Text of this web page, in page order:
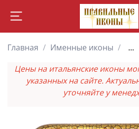
Главная Именные иконы ...
Цены на итальянские иконы
указанных на сайте.
уточняйте у